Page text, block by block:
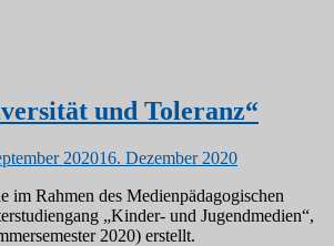
und Toleranz“
202016. Dezember 2020
im Rahmen des Medienpädagogischen
„Kinder- und Jugendmedien“,
2020) erstellt.